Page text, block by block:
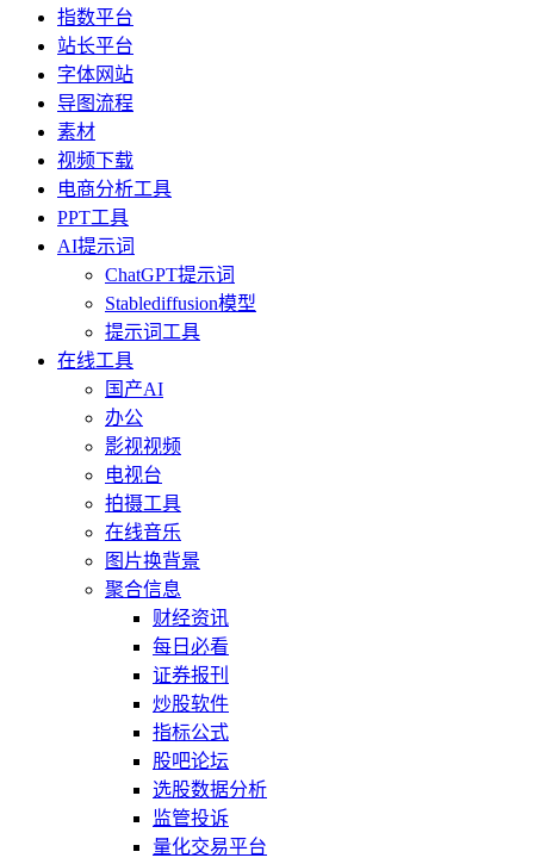
指数平台
站长平台
字体网站
导图流程
素材
视频下载
电商分析工具
PPT工具
AI提示词
ChatGPT提示词
Stablediffusion模型
提示词工具
在线工具
国产AI
办公
影视视频
电视台
拍摄工具
在线音乐
图片换背景
聚合信息
财经资讯
每日必看
证券报刊
炒股软件
指标公式
股吧论坛
选股数据分析
监管投诉
量化交易平台